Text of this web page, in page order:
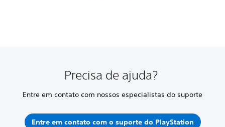
Precisa de ajuda?
Entre em contato com nossos especialistas do suporte
Entre em contato com o suporte do PlayStation